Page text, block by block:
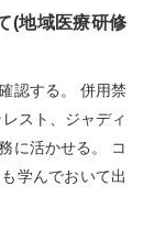
(地域医療研修
認する。 併用禁
スト、ジャディ
に活かせる。 コ
学んでおいて出